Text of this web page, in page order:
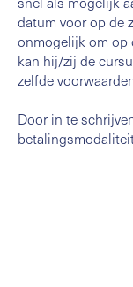
datum voor op de
onmogelijk om op
kan hij/zij de
zelfde
Door in te